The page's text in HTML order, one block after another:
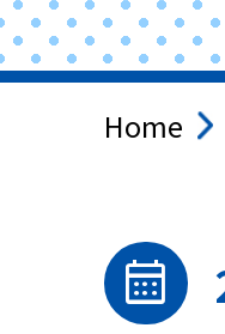
Home
calendar_month